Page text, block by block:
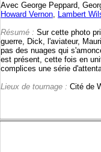
Avec George Peppard,
Howard Vernon, Lambert
Résumé : Sur cette photo
guerre, Dick, l'aviateur,
pas des nuages qui
est présent, cette fois en
complices une série
Lieux de tournage : Cité de